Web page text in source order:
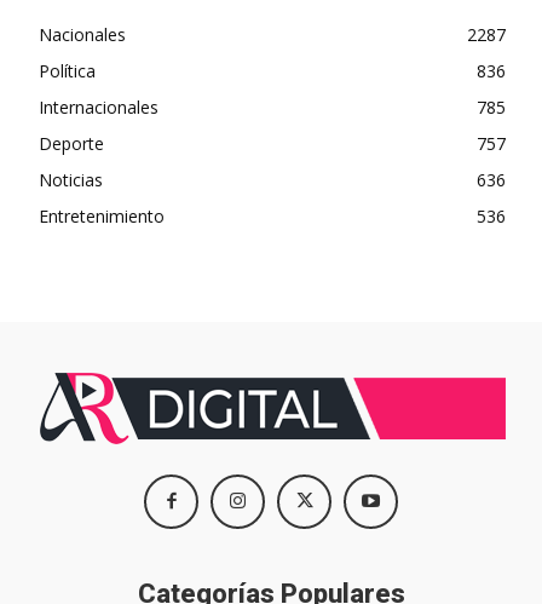
Nacionales
2287
Política
836
Internacionales
785
Deporte
757
Noticias
636
Entretenimiento
536
Categorías Populares